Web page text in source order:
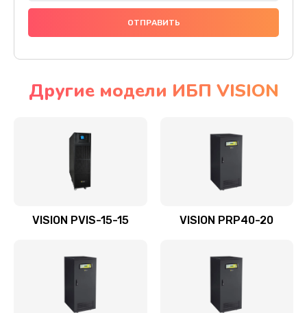
Другие модели ИБП VISION
VISION PVIS-15-15 VISION PRP40-20